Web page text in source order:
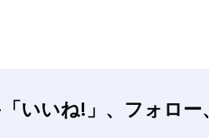
いいね!」、フォロー